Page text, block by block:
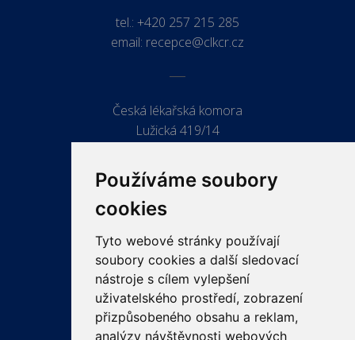
Používáme soubory
cookies
Tyto webové stránky používají
soubory cookies a další sledovací
nástroje s cílem vylepšení
uživatelského prostředí, zobrazení
přizpůsobeného obsahu a reklam,
analýzy návštěvnosti webových
tel.: +420 257 215 285
email: recepce@clkcr.cz
Česká lékařská komora
Lužická 419/14
ODKAZY
PRO LÉKAŘE
PRO VEŘEJNOST
VZDĚLÁVÁNÍ